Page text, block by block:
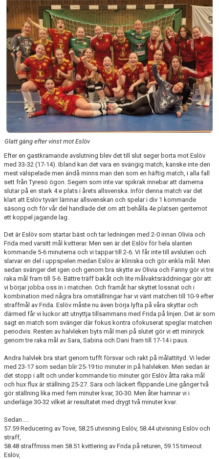
Glatt gäng efter vinst mot Eslöv
Efter en gastkramande avslutning blev det till slut seger borta mot Eslöv
med 33-32 (17-14). Ibland kan det vara en svängig match, kanske inte den
mest välspelade men ändå minns man den som en häftig match, i alla fall
sett från Tyresö ögon. Segern som inte var spikrak innebar att damerna
slutar på en stark 4:e plats i årets allsvenska. Inför denna match var det
klart att Eslöv tyvärr lämnar allsvenskan och spelar i div 1 kommande
säsong och för vår del handlade det om att behålla 4e platsen gentemot
ett koppel jagande lag.
Det är Eslöv som startar bäst och tar ledningen med 2-0 innan Olivia och
Frida med varsitt mål kvitterar. Men sen är det Eslöv för hela slanten
kommande 5-6 minuterna och vi tappar till 2-6. Vi får inte till avsluten och
slarvar en del i uppspelen medan Eslöv är kliniska och gör enkla mål. Men
sedan svänger det igen och genom bra skytte av Olivia och Fanny gör vi tre
raka mål fram till 5-6. Bättre träff bakåt och lite målvaktsräddningar gör att
vi börjar jobba oss in i matchen. Och framåt har skyttet lossnat och i
kombination med några bra omställningar har vi vänt matchen till 10-9 efter
straffmål av Frida. Eslöv måste nu även börja lyfta på våra skyttar och
därmed får vi luckor att utnyttja tillsammans med Frida på linjen. Det är som
sagt en match som svänger där fokus kontra ofokuserat speglar matchen
periodvis. Resten av halvleken byts mål men på slutet gör vi ett miniryck
genom tre raka mål av Sara, Sabina och Dani fram till 17-14 i paus.
Andra halvlek bra start genom tufft försvar och rakt på målattityd. Vi leder
med 23-17 som sedan blir 25-19 tio minuter in på halvleken. Men sedan är
det stopp i allt och under kommande tio minuter gör Eslöv åtta raka mål
och hux flux är ställning 25-27. Sara och läckert flippande Line gånger två
gör ställning lika med fem minuter kvar, 30-30. Men åter hamnar vi i
underläge 30-32 vilket är resultatet med drygt två minuter kvar.
Sedan…..
57.59 Reducering av Tove, 58.25 utvisning Eslöv, 58.44 utvisning Eslöv och
straff,
58.48 straffmiss men 58.51 kvittering av Frida på returen, 59.15 timeout
Eslöv,